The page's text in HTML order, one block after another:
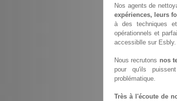
Nos agents de
expériences, leurs
à des techniques
opérationnels et
accessiblle sur Esbly.
Nous recrutons nos
pour qu'ils
problématique.
Très à l'écoute de